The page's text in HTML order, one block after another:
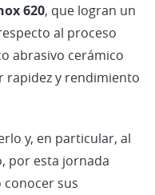
620, que logran un
al proceso
abrasivo cerámico
rapidez y rendimiento
y, en particular, al
por esta jornada
sus